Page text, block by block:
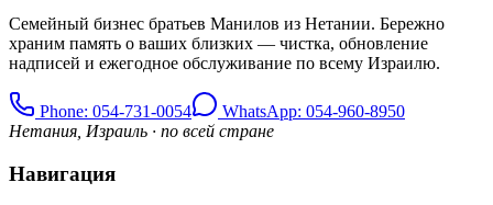
Семейный бизнес братьев Манилов из Нетании. Бережно
храним память о ваших близких — чистка, обновление
надписей и ежегодное обслуживание по всему Израилю.
Phone: 054-731-0054
WhatsApp: 054-960-8950
Нетания, Израиль · по всей стране
Навигация